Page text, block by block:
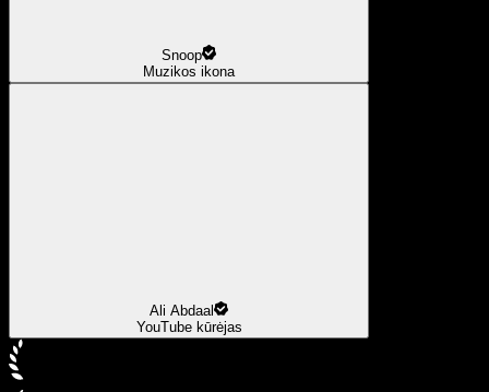
Snoop
Muzikos ikona
Ali Abdaal
YouTube kūrėjas